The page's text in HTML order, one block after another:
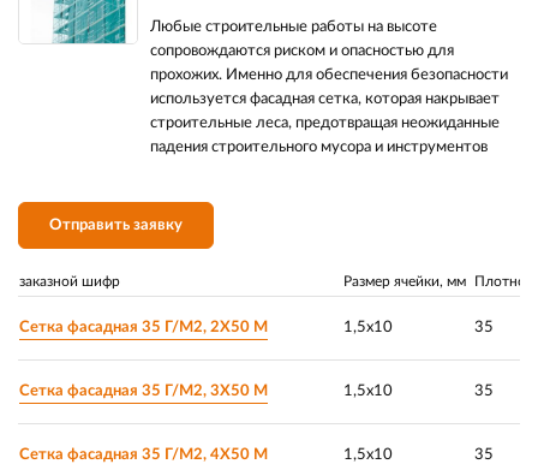
Любые строительные работы на высоте
сопровождаются риском и опасностью для
прохожих. Именно для обеспечения безопасности
используется фасадная сетка, которая накрывает
строительные леса, предотвращая неожиданные
падения строительного мусора и инструментов
Отправить заявку
заказной шифр Размер ячейки, мм
Сетка фасадная 35 Г/М2, 2Х50 М 1,5х10 35
Сетка фасадная 35 Г/М2, 3Х50 М 1,5х10 35
Сетка фасадная 35 Г/М2, 4Х50 М 1,5х10 35